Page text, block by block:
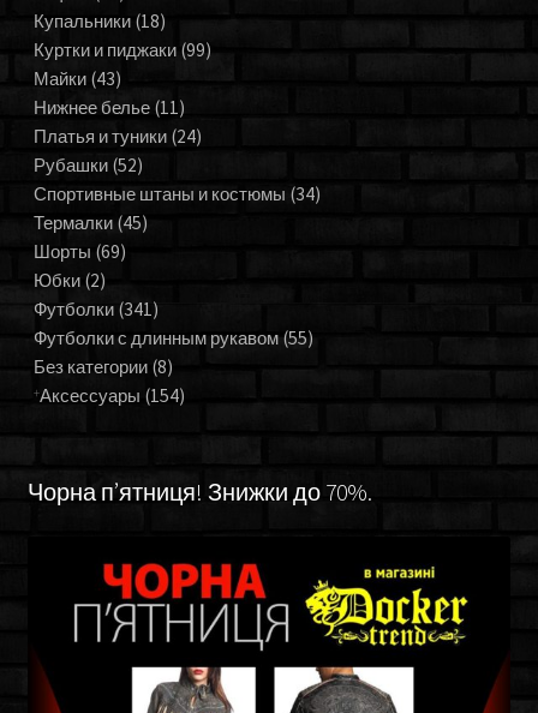
Купальники (18)
Куртки и пиджаки (99)
Майки (43)
Нижнее белье (11)
Платья и туники (24)
Рубашки (52)
Спортивные штаны и костюмы (34)
Термалки (45)
Шорты (69)
Юбки (2)
Футболки (341)
Футболки с длинным рукавом (55)
Без категории (8)
Аксессуары (154)
Чорна п’ятниця! Знижки до 70%.